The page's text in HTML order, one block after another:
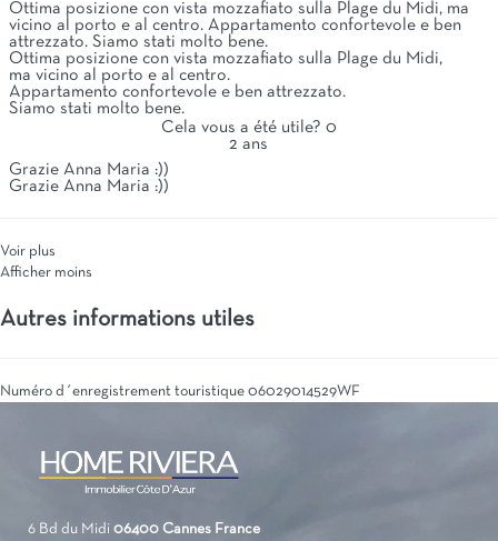
Ottima posizione con vista mozzafiato sulla Plage du Midi, ma
vicino al porto e al centro. Appartamento confortevole e ben
attrezzato. Siamo stati molto bene.
Ottima posizione con vista mozzafiato sulla Plage du Midi,
ma vicino al porto e al centro.
Appartamento confortevole e ben attrezzato.
Siamo stati molto bene.
Cela vous a été utile? 0
2 ans
Grazie Anna Maria :))
Grazie Anna Maria :))
Voir plus
Afficher moins
Autres informations utiles
Numéro d´enregistrement touristique 06029014529WF
6 Bd du Midi 06400 Cannes France